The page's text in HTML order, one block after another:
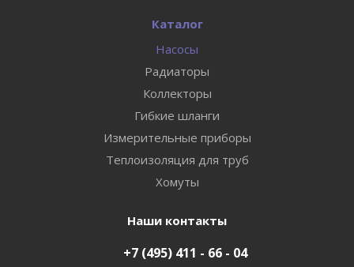
Каталог
Насосы
Радиаторы
Коллекторы
Гибкие шланги
Измерительные приборы
Теплоизоляция для труб
Хомуты
Наши контакты
+7 (495) 411 - 66 - 04